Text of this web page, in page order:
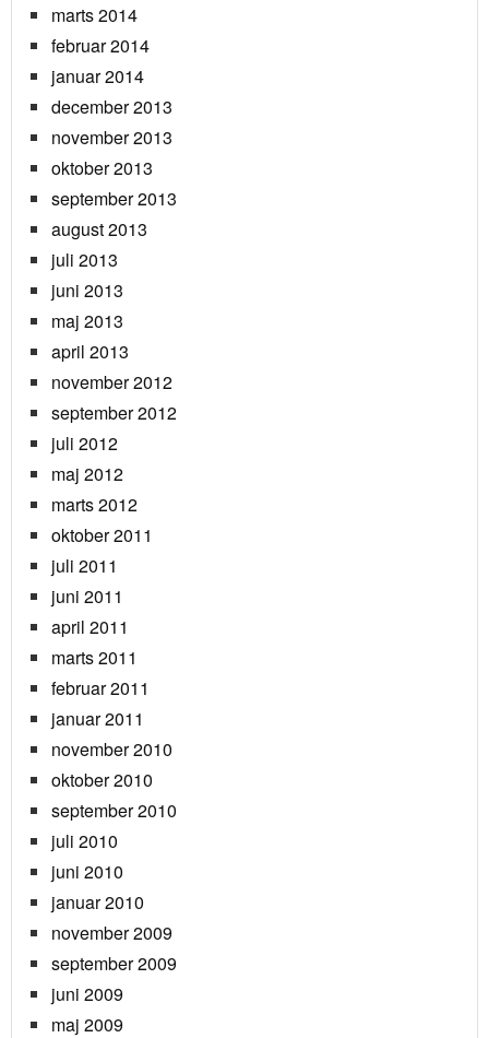
marts 2014
februar 2014
januar 2014
december 2013
november 2013
oktober 2013
september 2013
august 2013
juli 2013
juni 2013
maj 2013
april 2013
november 2012
september 2012
juli 2012
maj 2012
marts 2012
oktober 2011
juli 2011
juni 2011
april 2011
marts 2011
februar 2011
januar 2011
november 2010
oktober 2010
september 2010
juli 2010
juni 2010
januar 2010
november 2009
september 2009
juni 2009
maj 2009